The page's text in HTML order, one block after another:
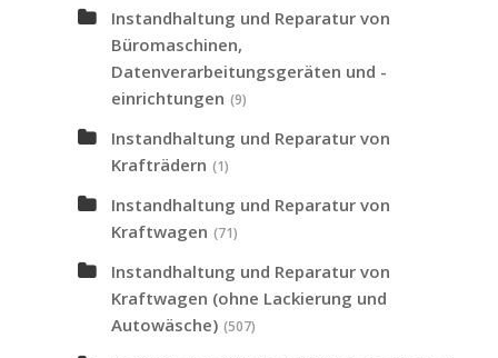
Instandhaltung und Reparatur von
Büromaschinen,
Datenverarbeitungsgeräten und -
einrichtungen (9)
Instandhaltung und Reparatur von
Krafträdern (1)
Instandhaltung und Reparatur von
Kraftwagen (71)
Instandhaltung und Reparatur von
Kraftwagen (ohne Lackierung und
Autowäsche) (507)